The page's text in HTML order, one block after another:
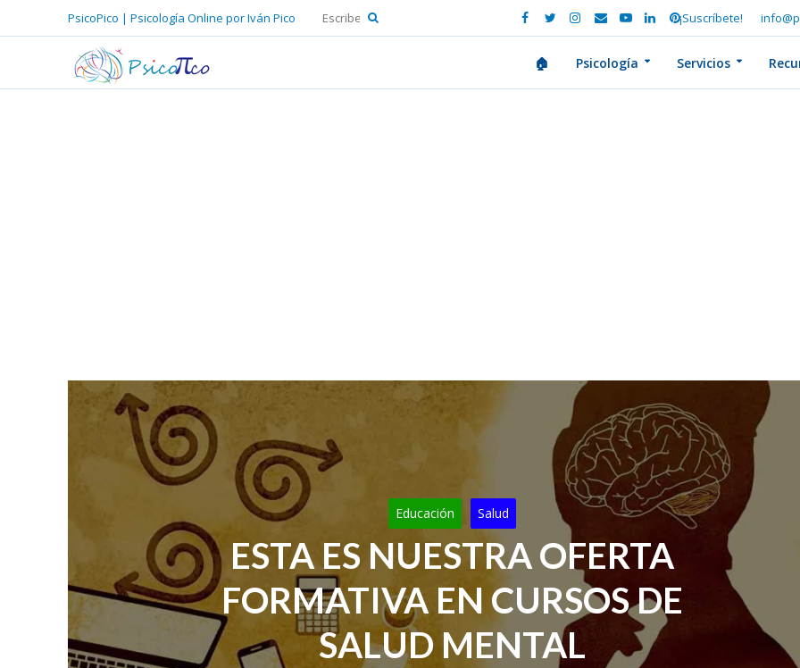
PsicoPico | Psicología Online por Iván Pico ¡Suscríbete!
🏠 Psicología Servicios
Educación Salud
ESTA ES NUESTRA OFERTA
FORMATIVA EN CURSOS DE
SALUD MENTAL